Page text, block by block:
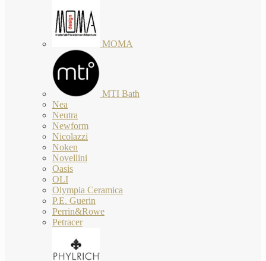
MOMA
MTI Bath
Nea
Neutra
Newform
Nicolazzi
Noken
Novellini
Oasis
OLI
Olympia Ceramica
P.E. Guerin
Perrin&Rowe
Petracer